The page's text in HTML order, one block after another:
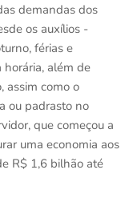
demandas dos
os auxílios -
férias e
além de
assim como o
ou padrasto no
que começou a
uma economia aos
R$ 1,6 bilhão até